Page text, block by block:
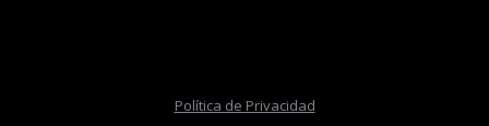
Política de Privacidad